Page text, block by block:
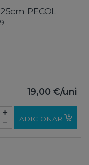
PECOL
19,00 €/uni
ADICIONAR